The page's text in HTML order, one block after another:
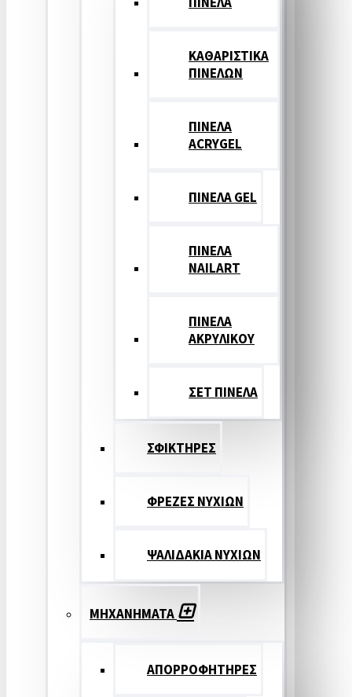
ΚΑΘΑΡΙΣΤΙΚΑ
ΠΙΝΕΛΩΝ
ΠΙΝΕΛΑ
ACRYGEL
ΠΙΝΕΛΑ GEL
ΠΙΝΕΛΑ
NAILART
ΠΙΝΕΛΑ
ΑΚΡΥΛΙΚΟΥ
ΣΕΤ ΠΙΝΕΛA
ΣΦΙΚΤΗΡΕΣ
ΦΡΕΖΕΣ ΝΥΧΙΩΝ
ΨΑΛΙΔΑΚΙΑ ΝΥΧΙΩΝ
ΜΗΧΑΝΗΜΑΤΑ
ΑΠΟΡΡΟΦΗΤΗΡΕΣ